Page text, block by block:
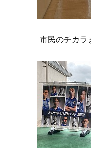
市民のチカラ